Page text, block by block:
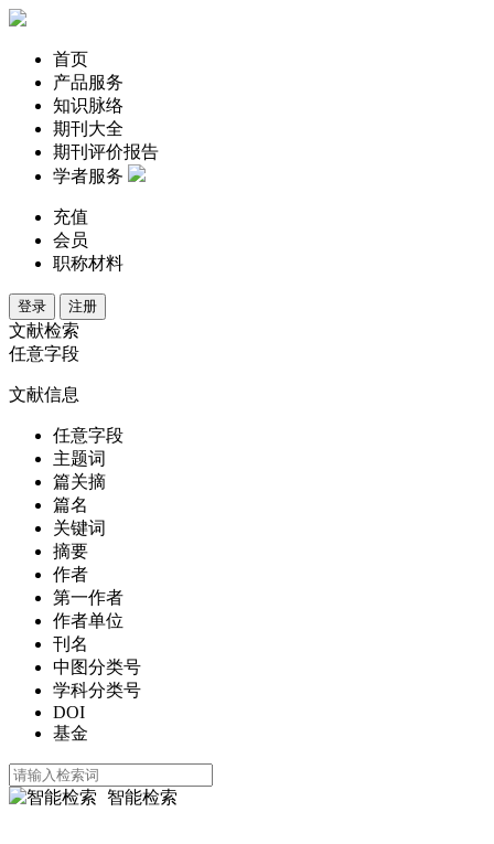
首页
产品服务
知识脉络
期刊大全
期刊评价报告
学者服务
充值
会员
职称材料
登录 注册
文献检索
任意字段
文献信息
任意字段
主题词
篇关摘
篇名
关键词
摘要
作者
第一作者
作者单位
刊名
中图分类号
学科分类号
DOI
基金
智能检索